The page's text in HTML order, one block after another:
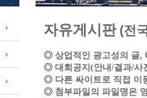
자유게시판(전
◎ 상업적인 광고성의 글,
◎ 대회공지(안내/결과/사
◎ 다른 싸이트로 직접 이
◎ 첨부파일의 파일명은